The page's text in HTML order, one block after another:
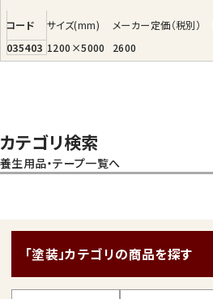
コード サイズ(mm) メーカー定価（税別）
035403 1200×5000 2600
カテゴリ検索
養生用品・テープ一覧へ
「塗装」カテゴリの商品を探す